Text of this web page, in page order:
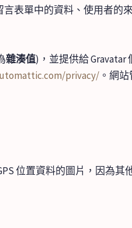
表單中的資料、使用者的
雜湊值)，並提供給
privacy/ 。網
位置資料的圖片，因為